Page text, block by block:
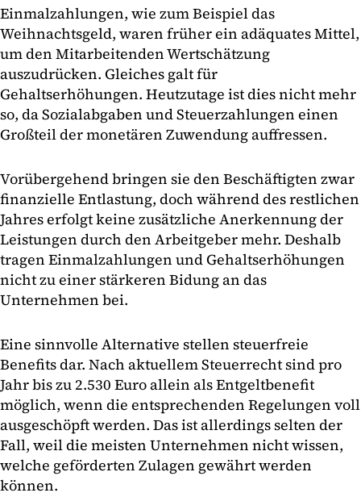
Einmalzahlungen, wie zum Beispiel das
Weihnachtsgeld, waren früher ein adäquates Mittel,
um den Mitarbeitenden Wertschätzung
auszudrücken. Gleiches galt für
Gehaltserhöhungen. Heutzutage ist dies nicht mehr
so, da Sozialabgaben und Steuerzahlungen einen
Großteil der monetären Zuwendung auffressen.
Vorübergehend bringen sie den Beschäftigten zwar
finanzielle Entlastung, doch während des restlichen
Jahres erfolgt keine zusätzliche Anerkennung der
Leistungen durch den Arbeitgeber mehr. Deshalb
tragen Einmalzahlungen und Gehaltserhöhungen
nicht zu einer stärkeren Bidung an das
Unternehmen bei.
Eine sinnvolle Alternative stellen steuerfreie
Benefits dar. Nach aktuellem Steuerrecht sind pro
Jahr bis zu 2.530 Euro allein als Entgeltbenefit
möglich, wenn die entsprechenden Regelungen voll
ausgeschöpft werden. Das ist allerdings selten der
Fall, weil die meisten Unternehmen nicht wissen,
welche geförderten Zulagen gewährt werden
können.